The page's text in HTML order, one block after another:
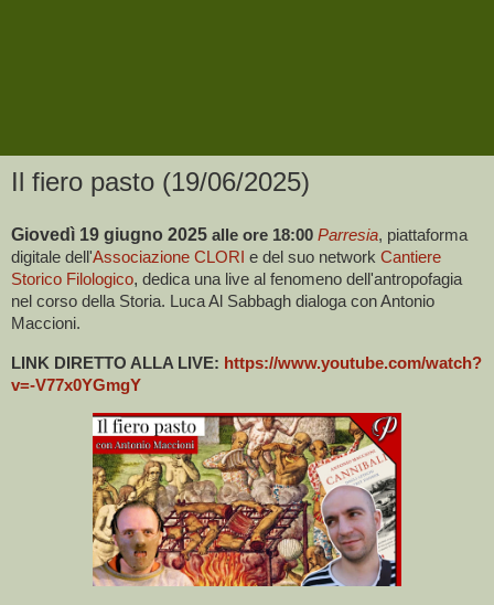
Il fiero pasto (19/06/2025)
Giovedì 19 giugno 2025 alle ore 18:00 Parresia, piattaforma
digitale dell'Associazione CLORI e del suo network Cantiere
Storico Filologico, dedica una live al fenomeno dell'antropofagia
nel corso della Storia. Luca Al Sabbagh dialoga con Antonio
Maccioni.
LINK DIRETTO ALLA LIVE: https://www.youtube.com/watch?
v=-V77x0YGmgY